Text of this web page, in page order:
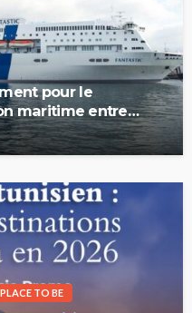
pour le
maritime entre
TO BE